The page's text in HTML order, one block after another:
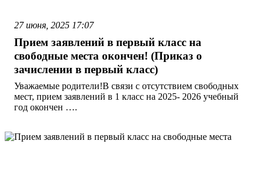
27 июня, 2025 17:07
Прием заявлений в первый класс на
свободные места окончен! (Приказ о
зачислении в первый класс)
Уважаемые родители!В связи с отсутствием свободных
мест, прием заявлений в 1 класс на 2025- 2026 учебный
год окончен ….